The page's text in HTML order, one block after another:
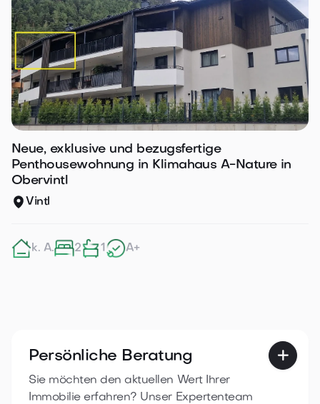
Neue, exklusive und bezugsfertige
Penthousewohnung in Klimahaus A-Nature in
Obervintl
Vintl
k. A. 2 1 A+
Persönliche Beratung
Sie möchten den aktuellen Wert Ihrer
Immobilie erfahren? Unser Expertenteam
